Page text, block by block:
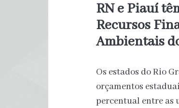
RN e Piauí
Recursos
Ambientais
Os estados do Rio
orçamentos
percentual entre as